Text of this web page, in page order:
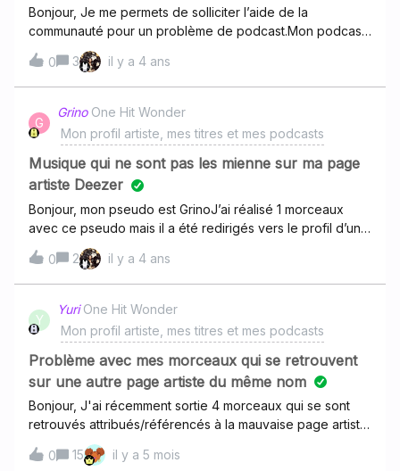
Bonjour, Je me permets de solliciter l’aide de la
communauté pour un problème de podcast.Mon podcast,
auparavant diffusé via Anchor.fm, avait une diffusion
automatique sur Deezer. Celle-ci a récemment “sauté”,
j’ignore pourquoi.Du coup, j’ai fait une demande pour
diffuser manuellement mon podcast. Par contre, l’ancien
est toujours présent, sans les nouveaux épisodes, et ça
fait un doublon… J’aimerai supprimer l’ancien, mais
j’ignore comment faire cette manip’.Quelqu’un saurait
m’aider svp ? :-)Merci beaucoup !Julien
0 3 il y a 4 ans
G
Grino One Hit Wonder
Mon profil artiste, mes titres et mes podcasts
Musique qui ne sont pas les mienne sur ma page
artiste Deezer
Bonjour, mon pseudo est GrinoJ’ai réalisé 1 morceaux
avec ce pseudo mais il a été redirigés vers le profil d’un
artiste qui n’est pas moi
: https://www.deezer.com/fr/artist/1768741 Voici
le morceau en question
:https://deezer.page.link/zRf5UD6bS3Evp12CA Voici mon
instagram pour preuve
:https://instagram.com/grino.officiel?
utm_medium=copy_link Je voudrais avoir mon compte
artiste pour mes projets car sans ça je n’ai pas de compte
savoir si quelque chose peut-être fait pour cela ?Merci
!Grino
0 2 il y a 4 ans
Y
Yuri One Hit Wonder
Mon profil artiste, mes titres et mes podcasts
Problème avec mes morceaux qui se retrouvent
sur une autre page artiste du même nom
Bonjour, J'ai récemment sortie 4 morceaux qui se sont
retrouvés attribués/référencés à la mauvaise page artiste
du même nom que la mienne (Yuri). Serait-il possible de
modifier cela? Merci par avance de votre
0 15 il y a 5 mois